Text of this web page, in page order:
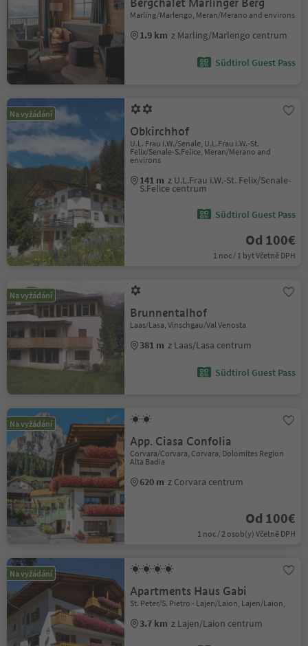
Bergchalet Marlinger Berg
Marling/Marlengo, Meran/Merano and environs
1.9 km z Marling/Marlengo centrum
Südtirol Guest Pass
Na vyžádání
Obkirchhof
U.L. Frau i.W./Senale, U.L.Frau i.W.-St.
Felix/Senale-S.Felice, Meran/Merano and
environs
141 m z U.L.Frau i.W.-St. Felix/Senale-
S.Felice centrum
Südtirol Guest Pass
Od 100€
1 noc / 1 byt Včetně DPH
Na vyžádání
Brunnentalhof
Laas/Lasa, Vinschgau/Val Venosta
381 m z Laas/Lasa centrum
Südtirol Guest Pass
Na vyžádání
App. Ciasa Confolia
Corvara/Corvara, Corvara, Dolomites Region
Alta Badia
620 m z Corvara centrum
Od 100€
1 noc / 2 osob(y) Včetně DPH
Na vyžádání
Apartments Haus Gabi
St. Peter/S. Pietro - Lajen/Laion, Lajen/Laion,
3.7 km z Lajen/Laion centrum